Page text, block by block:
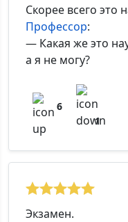
Скорее всего это
Профессор:
— Какая же это
а я не могу?
6
1
Экзамен.